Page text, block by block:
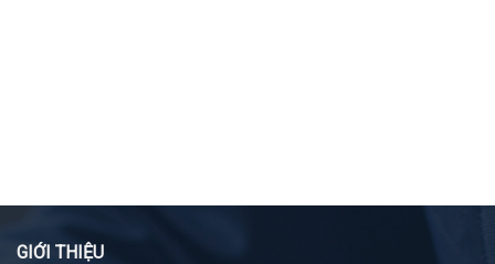
GIỚI THIỆU